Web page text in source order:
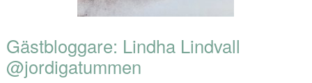
Gästbloggare: Lindha Lindvall
@jordigatummen